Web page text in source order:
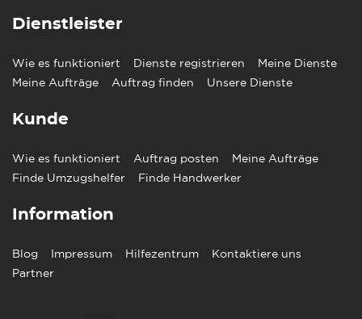
Dienstleister
Wie es funktioniert Dienste registrieren
Meine Dienste
Meine Aufträge
Auftrag finden Unsere Dienste
Kunde
Wie es funktioniert Auftrag posten
Meine Aufträge
Finde Umzugshelfer
Finde Handwerker
Information
Blog Impressum Hilfezentrum
Kontaktiere uns
Partner